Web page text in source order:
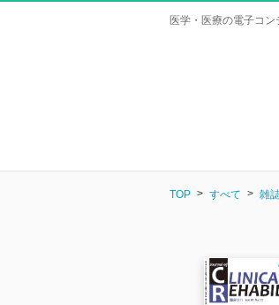
医学・医療の電子コ
TOP すべて 雑